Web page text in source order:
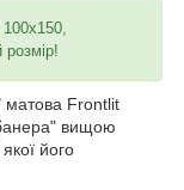
матова Frontlit
банера" вищою
його